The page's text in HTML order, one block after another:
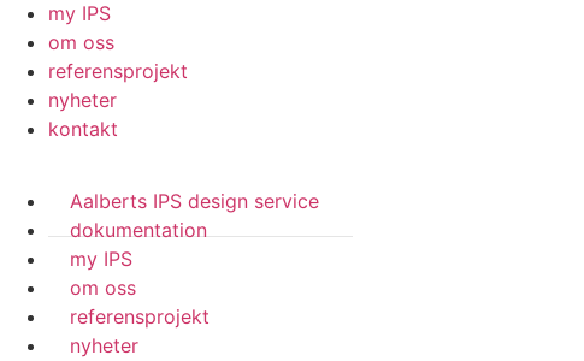
my IPS
om oss
referensprojekt
nyheter
kontakt
Aalberts IPS design service
dokumentation
my IPS
om oss
referensprojekt
nyheter